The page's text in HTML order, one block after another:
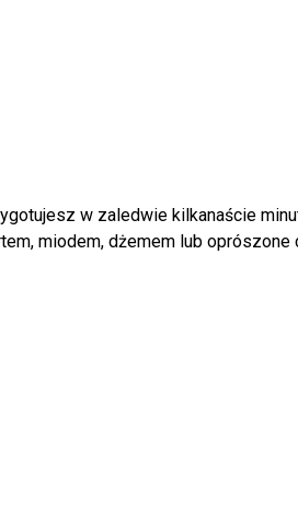
w zaledwie kilkanaście
miodem, dżemem lub oprószone